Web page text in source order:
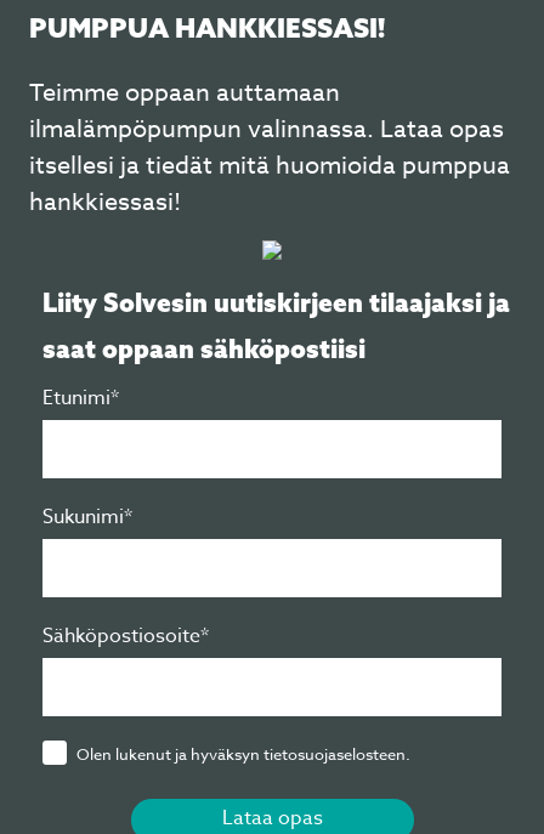
PUMPPUA HANKKIESSASI!
Teimme oppaan auttamaan
ilmalämpöpumpun valinnassa. Lataa opas
itsellesi ja tiedät mitä huomioida pumppua
hankkiessasi!
Liity Solvesin uutiskirjeen tilaajaksi ja
saat oppaan sähköpostiisi
Etunimi*
Sukunimi*
Sähköpostiosoite*
Olen lukenut ja hyväksyn tietosuojaselosteen.
Lataa opas